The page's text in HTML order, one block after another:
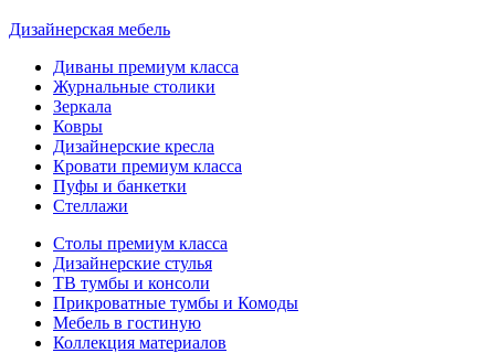
Дизайнерская мебель
Диваны премиум класса
Журнальные столики
Зеркала
Ковры
Дизайнерские кресла
Кровати премиум класса
Пуфы и банкетки
Стеллажи
Столы премиум класса
Дизайнерские стулья
ТВ тумбы и консоли
Прикроватные тумбы и Комоды
Мебель в гостиную
Коллекция материалов